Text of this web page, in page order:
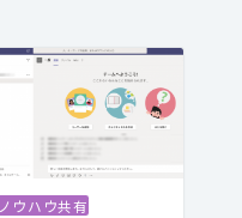
ノウハウ共有